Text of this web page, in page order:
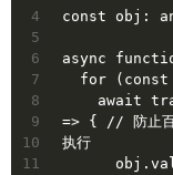
4
5
6
7
8
9
10
11
const obj:
async
for
=> { // 防止百
执行